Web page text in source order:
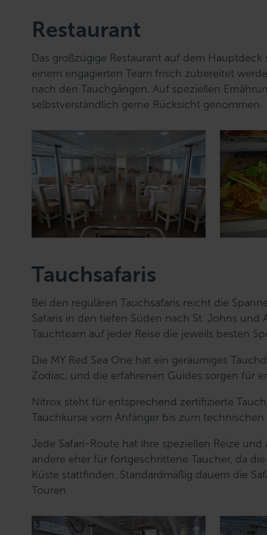
h
Restaurant
Das großzügige Restaurant auf dem
einem engagierten Team frisch zubereitet
nach den Tauchgängen. Auf speziellen
selbstverständlich gerne Rücksicht genommen.
Tauchsafaris
Bei den regulären Tauchsafaris reicht die
Safaris in den tiefen Süden nach St. Johns und
Tauchteam auf jeder Reise die jeweils besten
Die MY Red Sea One hat ein geräumiges
Zodiac, und die erfahrenen Guides sorgen für
Nitrox steht für entsprechend zertifizierte
Tauchkurse vom Anfänger bis zum
Jede Safari-Route hat ihre speziellen Reize
andere eher für fortgeschrittene Taucher, da
Küste stattfinden. Standardmäßig dauern die
Touren.